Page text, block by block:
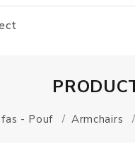
- Pouf Armchairs